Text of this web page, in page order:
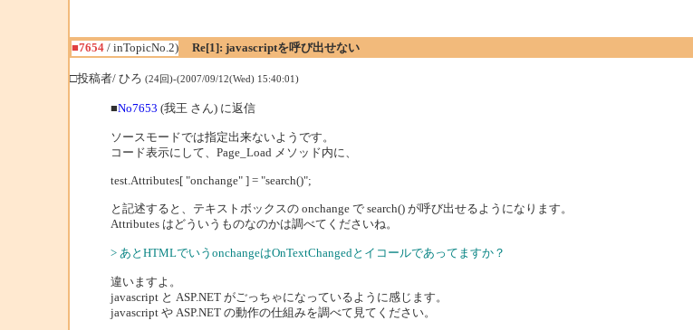
■7654/ inTopicNo.2)
Re[1]: javascriptを呼び出せない
□投稿者/ ひろ (24回)-(2007/09/12(Wed) 15:40:01)
■No7653 (我王 さん) に返信
ソースモードでは指定出来ないようです。
コード表示にして、Page_Load メソッド内に、
test.Attributes[ "onchange" ] = "search()";
と記述すると、テキストボックスの onchange で search() が呼び出せるようになります。
Attributes はどういうものなのかは調べてくださいね。
> あとHTMLでいうonchangeはOnTextChangedとイコールであってますか？
違いますよ。
javascript と ASP.NET がごっちゃになっているように感じます。
javascript や ASP.NET の動作の仕組みを調べて見てください。